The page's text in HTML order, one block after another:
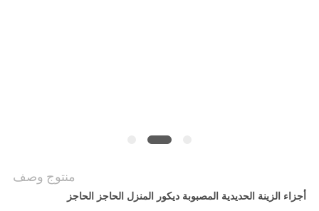
منتوج وصف
أجزاء الزينة الحديدية المصبوبة ديكور المنزل الحاجز الحاجز